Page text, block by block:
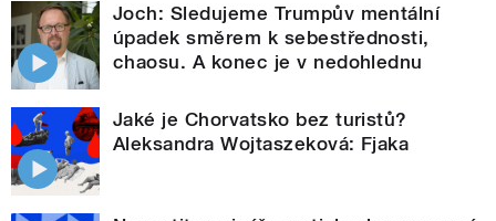
Joch: Sledujeme Trumpův mentální
úpadek směrem k sebestřednosti,
chaosu. A konec je v nedohlednu
Jaké je Chorvatsko bez turistů?
Aleksandra Wojtaszeková: Fjaka